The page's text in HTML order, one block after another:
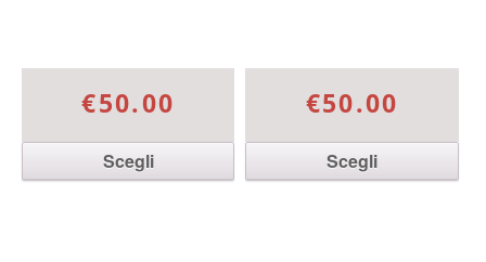
€50.00
Scegli
€50.00
Scegli